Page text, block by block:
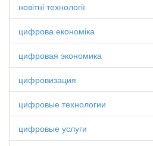
новітні технології
цифрова економіка
цифровая экономика
цифровизация
цифровые технологии
цифровые услуги